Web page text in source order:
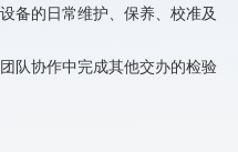
备的日常维护、保养、校准及
队协作中完成其他交办的检验